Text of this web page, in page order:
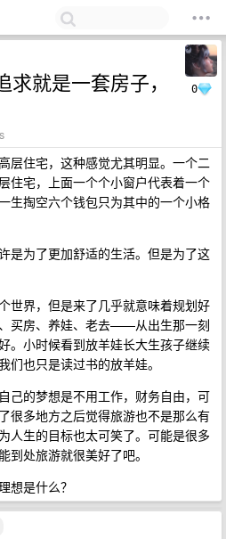
0
就是一套房子，
层住宅，这种感觉尤其明显。一个二
住宅，上面一个个小窗户代表着一个
生掏空六个钱包只为其中的一个小格
是为了更加舒适的生活。但是为了这
世界，但是来了几乎就意味着规划好
买房、养娃、老去——从出生那一刻
。小时候看到放羊娃长大生孩子继续
们也只是读过书的放羊娃。
己的梦想是不用工作，财务自由，可
很多地方之后觉得旅游也不是那么有
人生的目标也太可笑了。可能是很多
到处旅游就很美好了吧。
想是什么？